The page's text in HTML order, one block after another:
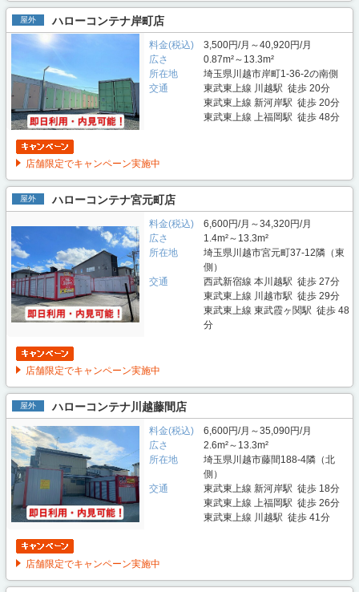
屋外 ハローコンテナ岸町店
料金(税込)
3,500円/月～40,920円/月
広さ
0.87m²～13.3m²
所在地
埼玉県川越市岸町1-36-2の南側
交通
東武東上線 川越駅 徒歩 20分
東武東上線 新河岸駅 徒歩 20分
東武東上線 上福岡駅 徒歩 48分
店舗限定でキャンペーン実施中
屋外 ハローコンテナ宮元町店
料金(税込)
6,600円/月～34,320円/月
広さ
1.4m²～13.3m²
所在地
埼玉県川越市宮元町37-12隣（東
側）
交通
西武新宿線 本川越駅 徒歩 27分
東武東上線 川越市駅 徒歩 29分
東武東上線 東武霞ヶ関駅 徒歩 48
分
店舗限定でキャンペーン実施中
屋外 ハローコンテナ川越藤間店
料金(税込)
6,600円/月～35,090円/月
広さ
2.6m²～13.3m²
所在地
埼玉県川越市藤間188-4隣（北
側）
交通
東武東上線 新河岸駅 徒歩 18分
東武東上線 上福岡駅 徒歩 26分
東武東上線 川越駅 徒歩 41分
店舗限定でキャンペーン実施中